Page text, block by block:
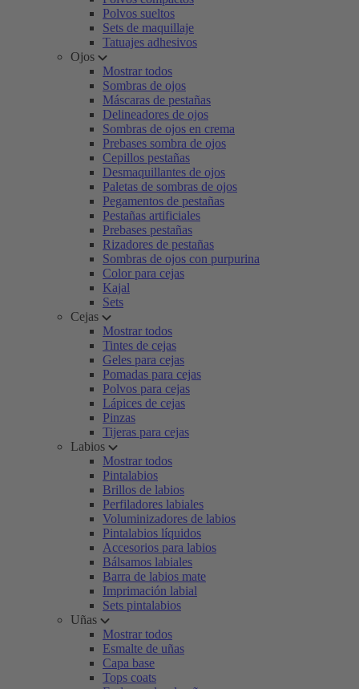
Polvos sueltos
Sets de maquillaje
Tatuajes adhesivos
Ojos
Mostrar todos
Sombras de ojos
Máscaras de pestañas
Delineadores de ojos
Sombras de ojos en crema
Prebases sombra de ojos
Cepillos pestañas
Desmaquillantes de ojos
Paletas de sombras de ojos
Pegamentos de pestañas
Pestañas artificiales
Prebases pestañas
Rizadores de pestañas
Sombras de ojos con purpurina
Color para cejas
Kajal
Sets
Cejas
Mostrar todos
Tintes de cejas
Geles para cejas
Pomadas para cejas
Polvos para cejas
Lápices de cejas
Pinzas
Tijeras para cejas
Labios
Mostrar todos
Pintalabios
Brillos de labios
Perfiladores labiales
Voluminizadores de labios
Pintalabios líquidos
Accesorios para labios
Bálsamos labiales
Barra de labios mate
Imprimación labial
Sets pintalabios
Uñas
Mostrar todos
Esmalte de uñas
Capa base
Tops coats